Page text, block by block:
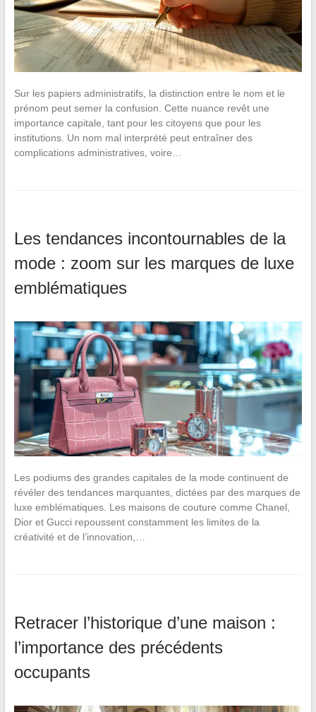
Sur les papiers administratifs, la distinction entre le nom et le
prénom peut semer la confusion. Cette nuance revêt une
importance capitale, tant pour les citoyens que pour les
institutions. Un nom mal interprété peut entraîner des
complications administratives, voire…
Les tendances incontournables de la
mode : zoom sur les marques de luxe
emblématiques
Les podiums des grandes capitales de la mode continuent de
révéler des tendances marquantes, dictées par des marques de
luxe emblématiques. Les maisons de couture comme Chanel,
Dior et Gucci repoussent constamment les limites de la
créativité et de l’innovation,…
Retracer l’historique d’une maison :
l’importance des précédents
occupants